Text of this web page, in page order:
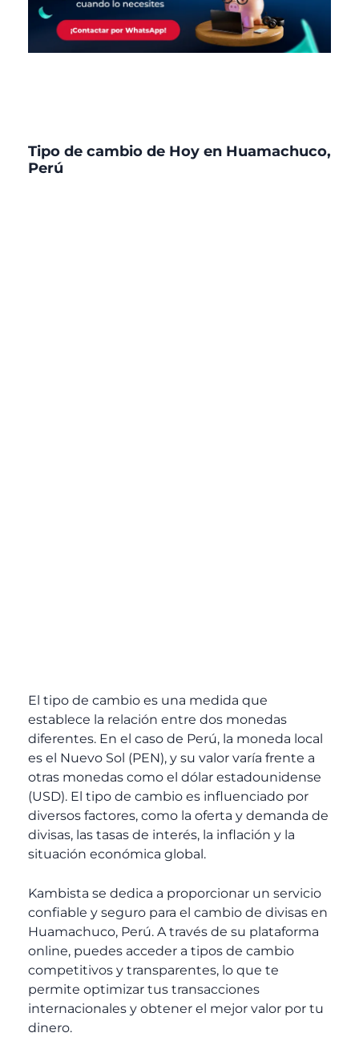
Tipo de cambio de Hoy en Huamachuco,
Perú
El tipo de cambio es una medida que
establece la relación entre dos monedas
diferentes. En el caso de Perú, la moneda local
es el Nuevo Sol (PEN), y su valor varía frente a
otras monedas como el dólar estadounidense
(USD). El tipo de cambio es influenciado por
diversos factores, como la oferta y demanda de
divisas, las tasas de interés, la inflación y la
situación económica global.
Kambista se dedica a proporcionar un servicio
confiable y seguro para el cambio de divisas en
Huamachuco, Perú. A través de su plataforma
online, puedes acceder a tipos de cambio
competitivos y transparentes, lo que te
permite optimizar tus transacciones
internacionales y obtener el mejor valor por tu
dinero.